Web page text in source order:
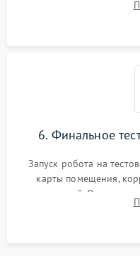
микрофибры, щеток).
6. Финальное
Запуск робота на
карты помещения,
препятствий. Оценка
Тестирование